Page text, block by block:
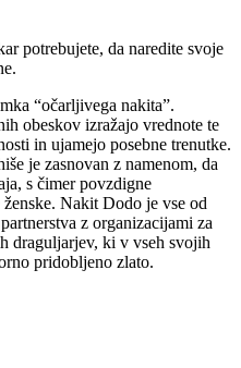
potrebujete, da naredite svoje
“očarljivega nakita”.
obeskov izražajo vrednote te
in ujamejo posebne trenutke.
je zasnovan z namenom, da
s čimer povzdigne
Nakit Dodo je vse od
z organizacijami za
draguljarjev, ki v vseh svojih
pridobljeno zlato.